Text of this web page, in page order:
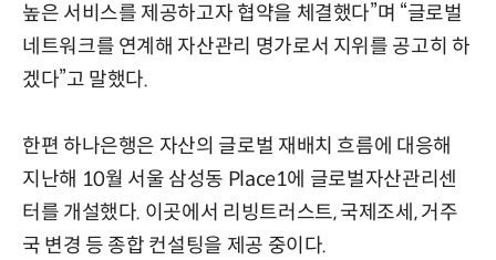
높은 서비스를 제공하고자 협약을 체결했다”며 “글로벌
네트워크를 연계해 자산관리 명가로서 지위를 공고히 하
겠다”고 말했다.
한편 하나은행은 자산의 글로벌 재배치 흐름에 대응해
지난해 10월 서울 삼성동 Place1에 글로벌자산관리센
터를 개설했다. 이곳에서 리빙트러스트, 국제조세, 거주
국 변경 등 종합 컨설팅을 제공 중이다.